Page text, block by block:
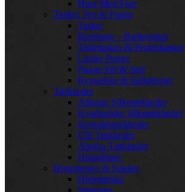
Huer Med Foer
Tasker, Net & Punge
Tasker
Bumbags – Bæltetasker
Toilettasker & Projekttasker
Læder Punge
Punge Filt & Stof
Rygsække & Indkøbsnet
Tørklæder
Aflange Silketørklæder
Kvadratiske Silketørklæder
Bomuldstørklæder
Uld Tørklæder
Alpaka Tørklæder
Halsedisser
Hjemmesko & Sokker
Hjemmesko
Strømper